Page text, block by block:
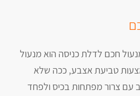
חכם לדלת כניסה הוא מנעול
טביעת אצבע, ככה שלא
עם צרור מפתחות בכיס ולפחד